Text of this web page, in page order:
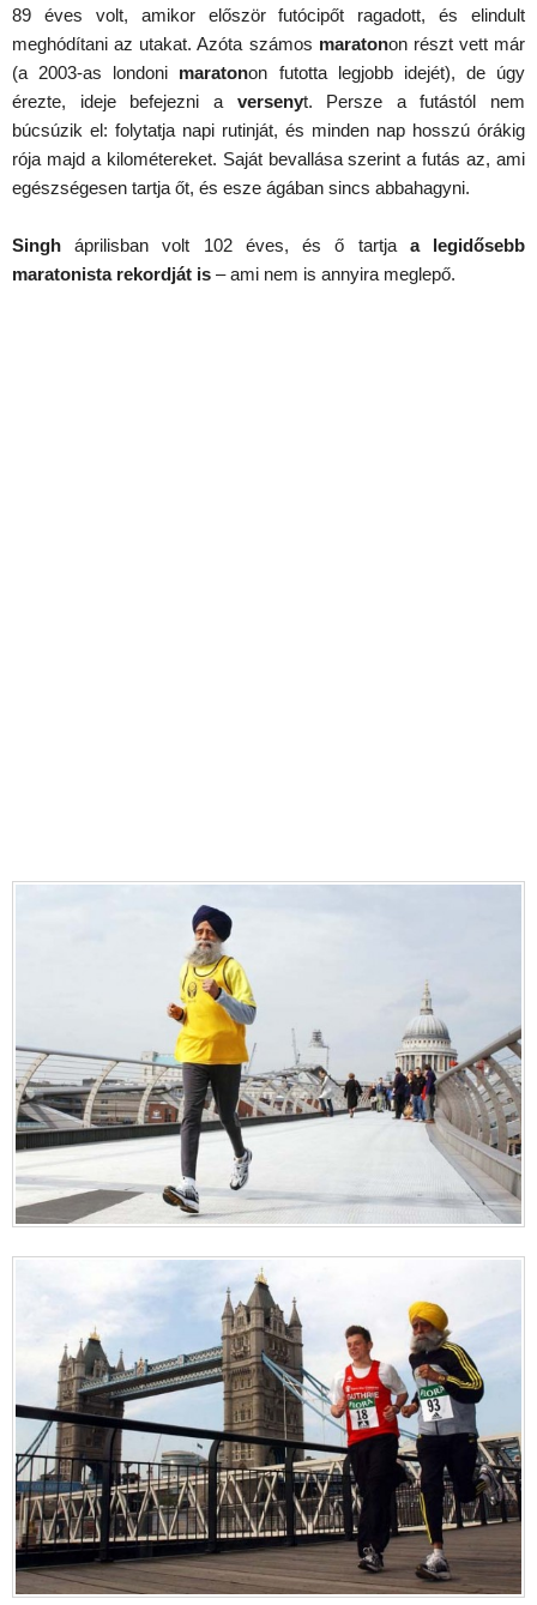
89 éves volt, amikor először futócipőt ragadott, és elindult
meghódítani az utakat. Azóta számos maratonon részt vett már
(a 2003-as londoni maratonon futotta legjobb idejét), de úgy
érezte, ideje befejezni aversenyt. Persze a futástól nem
búcsúzik el: folytatja napi rutinját, és minden nap hosszú órákig
rója majd a kilométereket. Saját bevallása szerint a futás az, ami
egészségesen tartja őt, és esze ágában sincs abbahagyni.
Singh áprilisban volt 102 éves, és ő tartjaa legidősebb
maratonista rekordját is – ami nem is annyira meglepő.